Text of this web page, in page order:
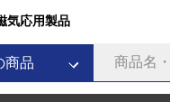
気応用製品
商品